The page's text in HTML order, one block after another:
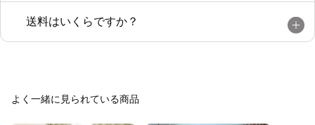
送料はいくらですか？
よく一緒に見られている商品